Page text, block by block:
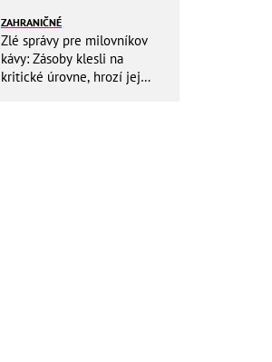
týždne života
ZAHRANIČNÉ
Zlé správy pre milovníkov
kávy: Zásoby klesli na
kritické úrovne, hrozí jej